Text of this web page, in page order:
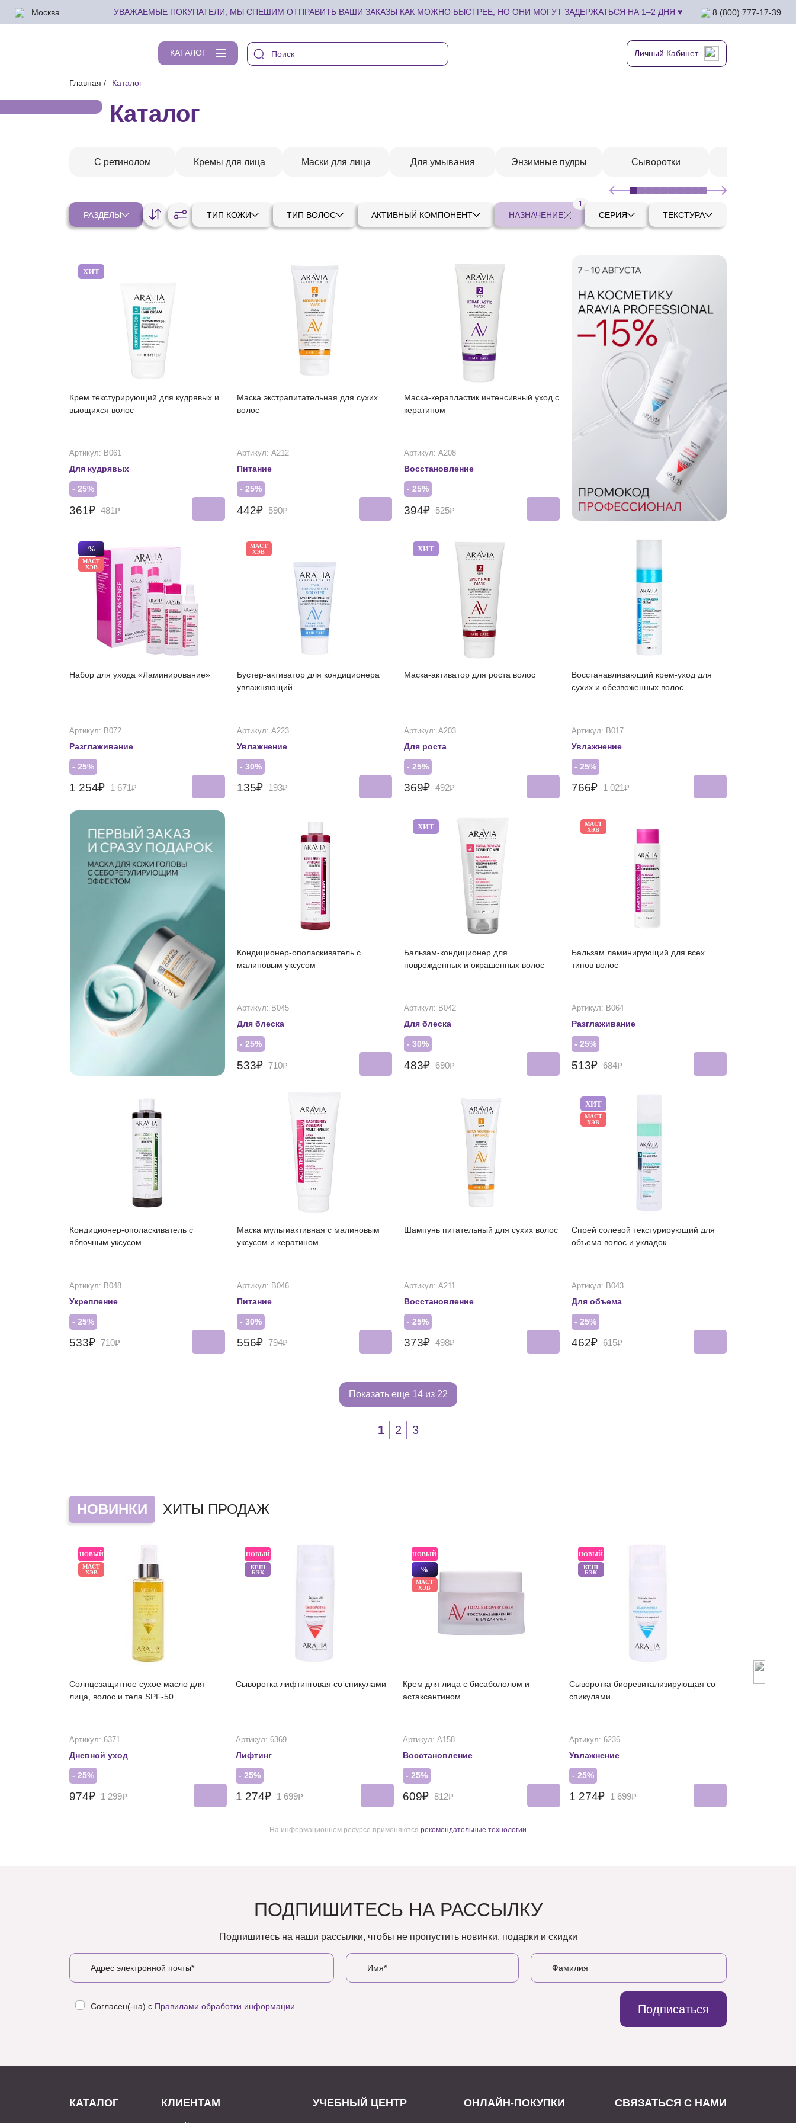
УВАЖАЕМЫЕ ПОКУПАТЕЛИ, МЫ СПЕШИМ ОТПРАВИТЬ ВАШИ ЗАКАЗЫ КАК МОЖНО БЫСТРЕЕ, НО ОНИ МОГУТ ЗАДЕРЖАТЬСЯ НА 1–2 ДНЯ ♥
Москва 8 (800) 777-17-39
КАТАЛОГ Личный Кабинет
Главная Каталог
Каталог
С ретинолом Кремы для лица Маски для лица Для умывания Энзимные пудры Сыворотки
РАЗДЕЛЫ ТИП КОЖИ ТИП ВОЛОС АКТИВНЫЙ КОМПОНЕНТ НАЗНАЧЕНИЕ
1
СЕРИЯ ТЕКСТУРА
ХИТ
Крем текстурирующий для кудрявых и
вьющихся волос
Артикул: В061
Для кудрявых
- 25%
361₽ 481₽
Маска экстрапитательная для сухих
волос
Артикул: А212
Питание
- 25%
442₽ 590₽
Маска-керапластик интенсивный уход с
кератином
Артикул: А208
Восстановление
- 25%
394₽ 525₽
%
МАСТ
ХЭВ
Набор для ухода «Ламинирование»
Артикул: В072
Разглаживание
- 25%
1 254₽ 1 671₽
МАСТ
ХЭВ
Бустер-активатор для кондиционера
увлажняющий
Артикул: А223
Увлажнение
- 30%
135₽ 193₽
ХИТ
Маска-активатор для роста волос
Артикул: А203
Для роста
- 25%
369₽ 492₽
Восстанавливающий крем-уход для
сухих и обезвоженных волос
Артикул: В017
Увлажнение
- 25%
766₽ 1 021₽
Кондиционер-ополаскиватель с
малиновым уксусом
Артикул: В045
Для блеска
- 25%
533₽ 710₽
ХИТ
Бальзам-кондиционер для
поврежденных и окрашенных волос
Артикул: В042
Для блеска
- 30%
483₽ 690₽
МАСТ
ХЭВ
Бальзам ламинирующий для всех
типов волос
Артикул: В064
Разглаживание
- 25%
513₽ 684₽
Кондиционер-ополаскиватель с
яблочным уксусом
Артикул: В048
Укрепление
- 25%
533₽ 710₽
Маска мультиактивная с малиновым
уксусом и кератином
Артикул: В046
Питание
- 30%
556₽ 794₽
Шампунь питательный для сухих волос
Артикул: А211
Восстановление
- 25%
373₽ 498₽
ХИТ
МАСТ
ХЭВ
Спрей солевой текстурирующий для
объема волос и укладок
Артикул: В043
Для объема
- 25%
462₽ 615₽
Показать еще 14 из 22
1 2 3
НОВИНКИ ХИТЫ ПРОДАЖ
НОВЫЙ
МАСТ
ХЭВ
Солнцезащитное сухое масло для
лица, волос и тела SPF-50
Артикул: 6371
Дневной уход
- 25%
974₽ 1 299₽
НОВЫЙ
КЕШ
БЭК
Сыворотка лифтинговая со спикулами
Артикул: 6369
Лифтинг
- 25%
1 274₽ 1 699₽
НОВЫЙ
%
МАСТ
ХЭВ
Крем для лица с бисабололом и
астаксантином
Артикул: А158
Восстановление
- 25%
609₽ 812₽
НОВЫЙ
КЕШ
БЭК
Сыворотка биоревитализирующая со
спикулами
Артикул: 6236
Увлажнение
- 25%
1 274₽ 1 699₽
На информационном ресурсе применяются рекомендательные технологии
ПОДПИШИТЕСЬ НА РАССЫЛКУ
Подпишитесь на наши рассылки, чтобы не пропустить новинки, подарки и скидки
Согласен(-на) с Правилами обработки информации Подписаться
КАТАЛОГ КЛИЕНТАМ УЧЕБНЫЙ ЦЕНТР ОНЛАЙН-ПОКУПКИ СВЯЗАТЬСЯ С НАМИ